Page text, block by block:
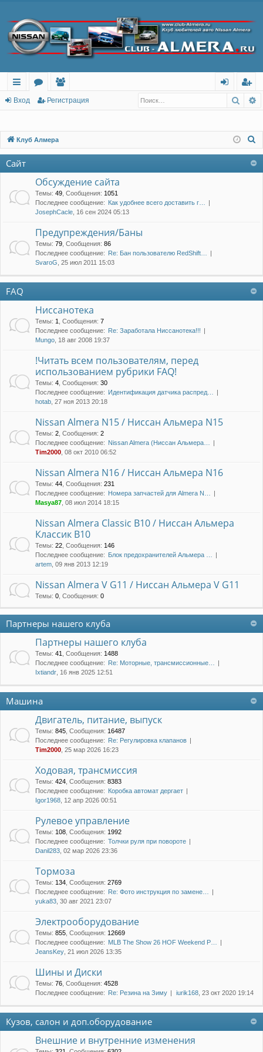
с
лк
и
о
м
ы
ол
ов
ат
ел
и
ег
тр
ац
ия
Вход Регистрация
Клуб Алмера
Сайт
Обсуждение сайта
Темы: 49 Сообщения: 1051
Последнее сообщение: Как удобнее всего доставить г…
JosephCacle , 16 сен 2024 05:13
Предупреждения/Баны
Темы: 79 Сообщения: 86
Последнее сообщение: Re: Бан пользователю RedShift…
SvaroG , 25 июл 2011 15:03
FAQ
Ниссанотека
Темы: 1 Сообщения: 7
Последнее сообщение: Re: Заработала Ниссанотека!!!
Mungo , 18 авг 2008 19:37
!Читать всем пользователям, перед
использованием рубрики FAQ!
Темы: 4 Сообщения: 30
Последнее сообщение: Идентификация датчика распред…
hotab , 27 ноя 2013 20:18
Nissan Almera N15 / Ниссан Альмера N15
Темы: 2 Сообщения: 2
Последнее сообщение: Nissan Almera (Ниссан Альмера…
Tim2000 , 08 окт 2010 06:52
Nissan Almera N16 / Ниссан Альмера N16
Темы: 44 Сообщения: 231
Последнее сообщение: Номера запчастей для Almera N…
Masya87 , 08 июл 2014 18:15
Nissan Almera Classic B10 / Ниссан Альмера
Классик B10
Темы: 22 Сообщения: 146
Последнее сообщение: Блок предохранителей Альмера …
artem , 09 янв 2013 12:19
Nissan Almera V G11 / Ниссан Альмера V G11
Темы: 0 Сообщения: 0
Партнеры нашего клуба
Партнеры нашего клуба
Темы: 41 Сообщения: 1488
Последнее сообщение: Re: Моторные, трансмиссионные…
Ixtiandr , 16 янв 2025 12:51
Машина
Двигатель, питание, выпуск
Темы: 845 Сообщения: 16487
Последнее сообщение: Re: Регулировка клапанов
Tim2000 , 25 мар 2026 16:23
Ходовая, трансмиссия
Темы: 424 Сообщения: 8383
Последнее сообщение: Коробка автомат дергает
Igor1968 , 12 апр 2026 00:51
Рулевое управление
Темы: 108 Сообщения: 1992
Последнее сообщение: Толчки руля при повороте
Danil283 , 02 мар 2026 23:36
Тормоза
Темы: 134 Сообщения: 2769
Последнее сообщение: Re: Фото инструкция по замене…
yuka83 , 30 авг 2021 23:07
Электрооборудование
Темы: 855 Сообщения: 12669
Последнее сообщение: MLB The Show 26 HOF Weekend P…
JeansKey , 21 июл 2026 13:35
Шины и Диски
Темы: 76 Сообщения: 4528
Последнее сообщение: Re: Резина на Зиму iurik168 , 23 окт 2020 19:14
Кузов, салон и доп.оборудование
Внешние и внутренние изменения